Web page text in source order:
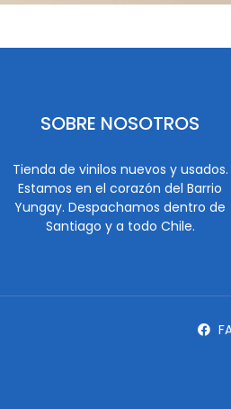
SOBRE NOSOTROS
Tienda de vinilos nuevos y usados.
Estamos en el corazón del Barrio
Yungay. Despachamos dentro de
Santiago y a todo Chile.